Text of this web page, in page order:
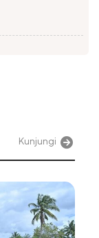
Kunjungi